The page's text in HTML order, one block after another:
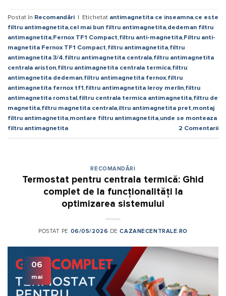
Postat în Recomandări | Etichetat antimagnetita ce inseamna,ce este
filtru antimagnetita,cel mai bun filtru antimagnetita,dedeman filtru
antimagnetita,Fernox TF1 Compact,filtru anti-magnetita,Filtru anti-
magnetita Fernox TF1 Compact,filtru antimagnetita,filtru
antimagnetita 3/4,filtru antimagnetita centrala,filtru antimagnetita
centrala ariston,filtru antimagnetita centrala termica,filtru
antimagnetita dedeman,filtru antimagnetita fernox,filtru
antimagnetita fernox tf1,filtru antimagnetita leroy merlin,filtru
antimagnetita romstal,filtru centrala termica antimagnetita,filtru de
magnetita,filtru magnetita centrala,iltru antimagnetita pret,montaj
filtru antimagnetita,montare filtru antimagnetita,unde se monteaza
filtru antimagnetita
2 Comentarii
RECOMANDĂRI
Termostat pentru centrala termică: Ghid
complet de la funcționalități la
optimizarea sistemului
POSTAT PE 06/05/2026 DECAZANECENTRALE.RO
06
mai